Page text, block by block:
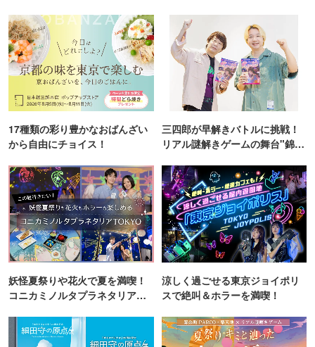
17種類の彩り豊かなおばんざい
から自由にチョイス！
三四郎が早解きバトルに挑戦！
リアル謎解きゲームの舞台"錦糸
妖怪夏祭りや花火で夏を満喫！
コニカミノルタプラネタリア
涼しく過ごせる東京ジョイポリ
スで絶叫＆ホラーを満喫！